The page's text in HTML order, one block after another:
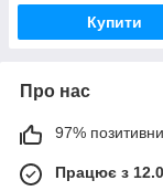
Купити
Про нас
97%
Працює з